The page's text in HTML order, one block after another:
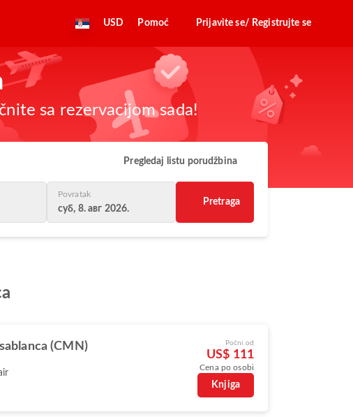
USD Pomoć Prijavite se/ Registrujte se
sa rezervacijom sada!
Pregledaj listu porudžbina
Povratak
суб, 8. авг 2026.
Pretraga
(CMN) Počni od
US$ 111
Cena po osobi
Knjiga